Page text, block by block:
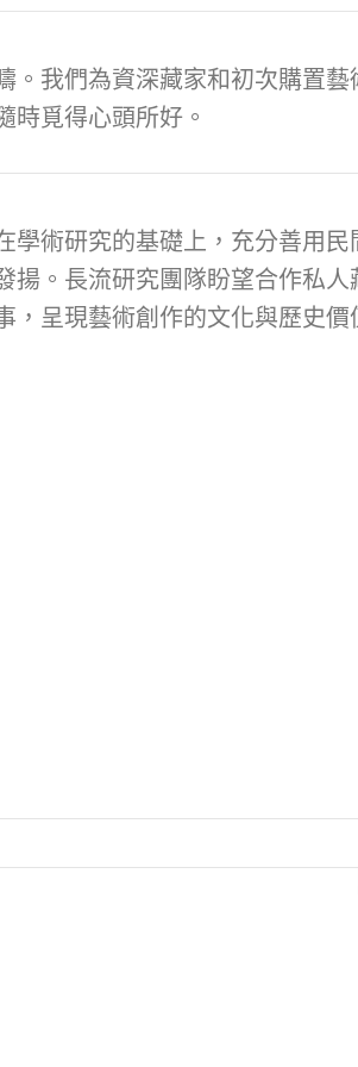
我們為資深藏家和初次購置藝
時覓得心頭所好。
學術研究的基礎上，充分善用
。長流研究團隊盼望合作私
呈現藝術創作的文化與歷史價